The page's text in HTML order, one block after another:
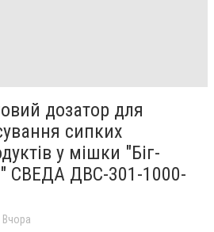
дозатор для
сипких
у мішки "Біг-
СВЕДА ДВС-301-1000-
Вчора